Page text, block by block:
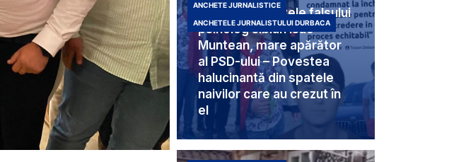
Umbra din spatele falsului
psiholog sibian Isac
Muntean, mare apărător
al PSD-ului – Povestea
halucinantă din spatele
naivilor care au crezut în
el
ANCHETE JURNALISTICE
ANCHETELE JURNALISTULUI DURBACA